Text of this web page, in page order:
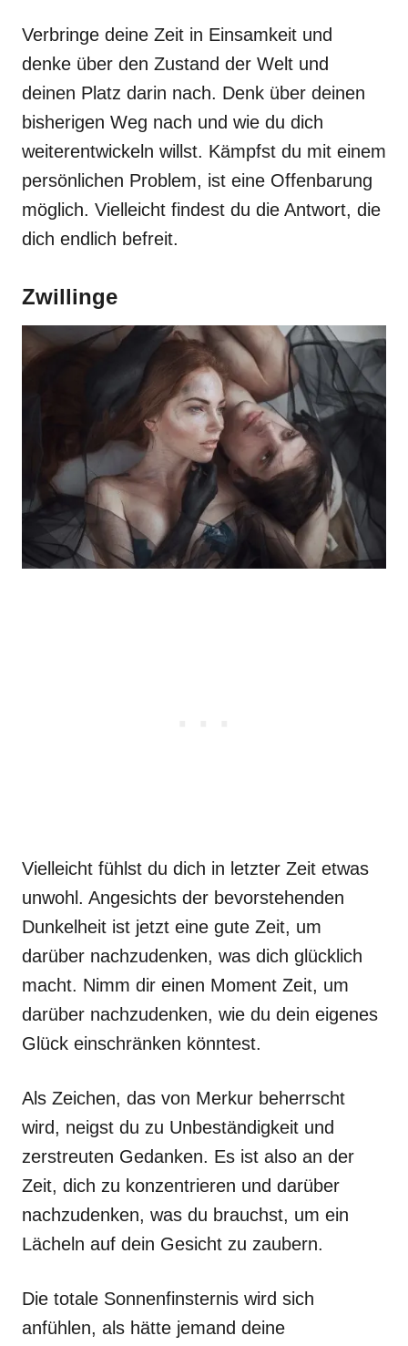
Verbringe deine Zeit in Einsamkeit und
denke über den Zustand der Welt und
deinen Platz darin nach. Denk über deinen
bisherigen Weg nach und wie du dich
weiterentwickeln willst. Kämpfst du mit einem
persönlichen Problem, ist eine Offenbarung
möglich. Vielleicht findest du die Antwort, die
dich endlich befreit.
Zwillinge
Vielleicht fühlst du dich in letzter Zeit etwas
unwohl. Angesichts der bevorstehenden
Dunkelheit ist jetzt eine gute Zeit, um
darüber nachzudenken, was dich glücklich
macht. Nimm dir einen Moment Zeit, um
darüber nachzudenken, wie du dein eigenes
Glück einschränken könntest.
Als Zeichen, das von Merkur beherrscht
wird, neigst du zu Unbeständigkeit und
zerstreuten Gedanken. Es ist also an der
Zeit, dich zu konzentrieren und darüber
nachzudenken, was du brauchst, um ein
Lächeln auf dein Gesicht zu zaubern.
Die totale Sonnenfinsternis wird sich
anfühlen, als hätte jemand deine